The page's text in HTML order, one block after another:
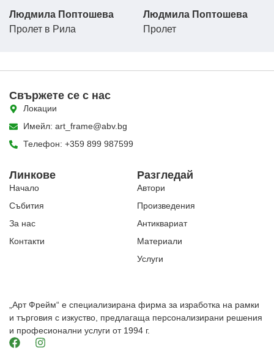
Людмила Поптошева
Пролет в Рила
Людмила Поптошева
Пролет
„Арт Фрейм“ е специализирана фирма за изработка на рамки
и търговия с изкуство, предлагаща персонализирани решения
и професионални услуги от 1994 г.
Разгледай
Автори
Произведения
Антиквариат
Материали
Услуги
Линкове
Начало
Събития
За нас
Контакти
Свържете се с нас
Локации
Имейл: art_frame@abv.bg
Телефон: +359 899 987599